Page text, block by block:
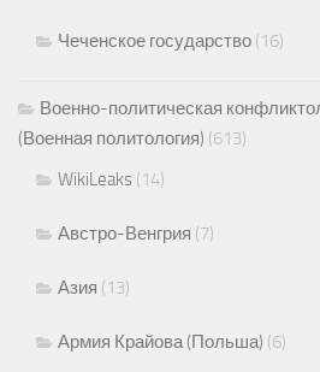
Чеченское государство (16)
Военно-политическая
(Военная политология) (613)
WikiLeaks (14)
Австро-Венгрия (7)
Азия (13)
Армия Крайова (Польша) (6)